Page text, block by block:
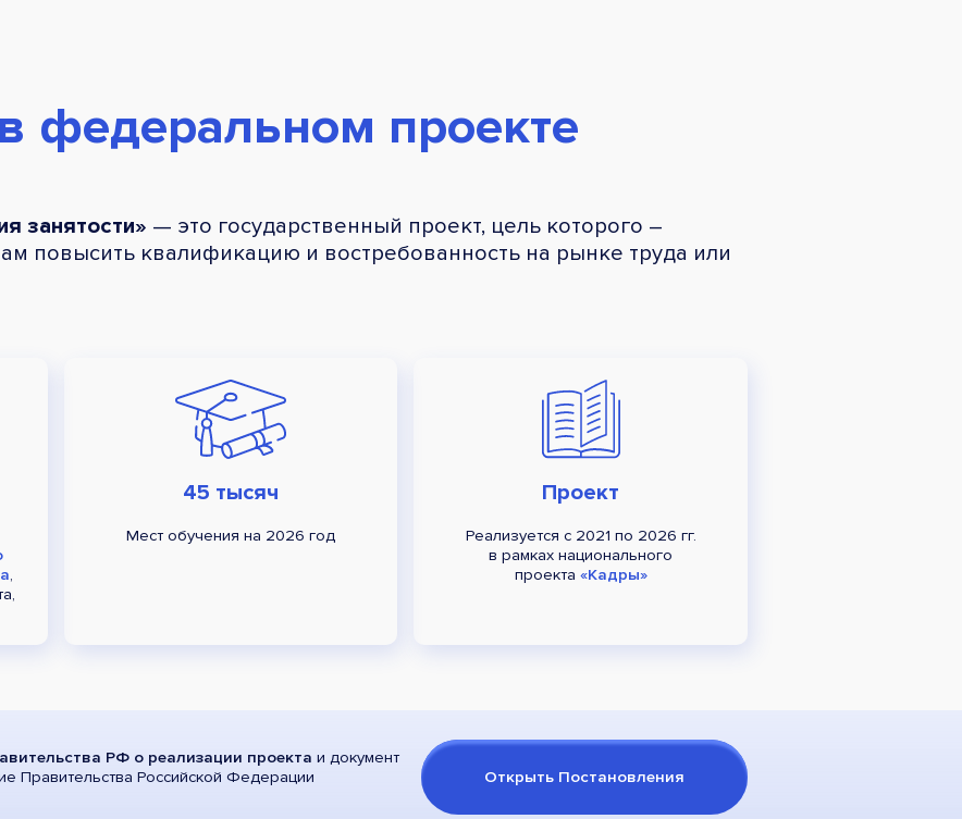
федеральном проекте
занятости» — это государственный проект, цель которого –
повысить квалификацию и востребованность на рынке труда или
,
45 тысяч
Мест обучения на 2026 год
Проект
Реализуется с 2021 по 2026 гг.
в рамках национального
проекта «Кадры»
РФ о реализации проекта и документ
Правительства Российской Федерации
Открыть Постановления